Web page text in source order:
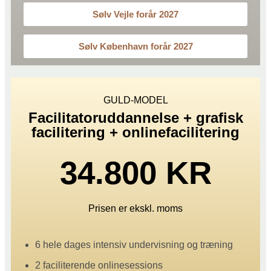
Sølv Vejle forår 2027
Sølv København forår 2027
GULD-MODEL
Facilitatoruddannelse + grafisk
facilitering + onlinefacilitering
34.800 KR
Prisen er ekskl. moms
6 hele dages intensiv undervisning og træning
2 faciliterende onlinesessions